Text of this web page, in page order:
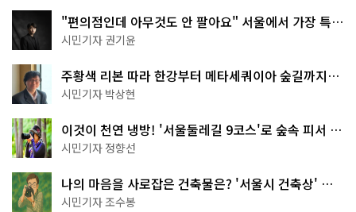
"편의점인데 아무것도 안 팔아요" 서울에서 가장 특별
한 편의점의 정체
시민기자 권기윤
주황색 리본 따라 한강부터 메타세쿼이아 숲길까지…
서울둘레길 15코스
시민기자 박상현
이것이 천연 냉방! '서울둘레길 9코스'로 숲속 피서 떠
나볼까
시민기자 정향선
나의 마음을 사로잡은 건축물은? '서울시 건축상' 수
상작 공개!
시민기자 조수봉